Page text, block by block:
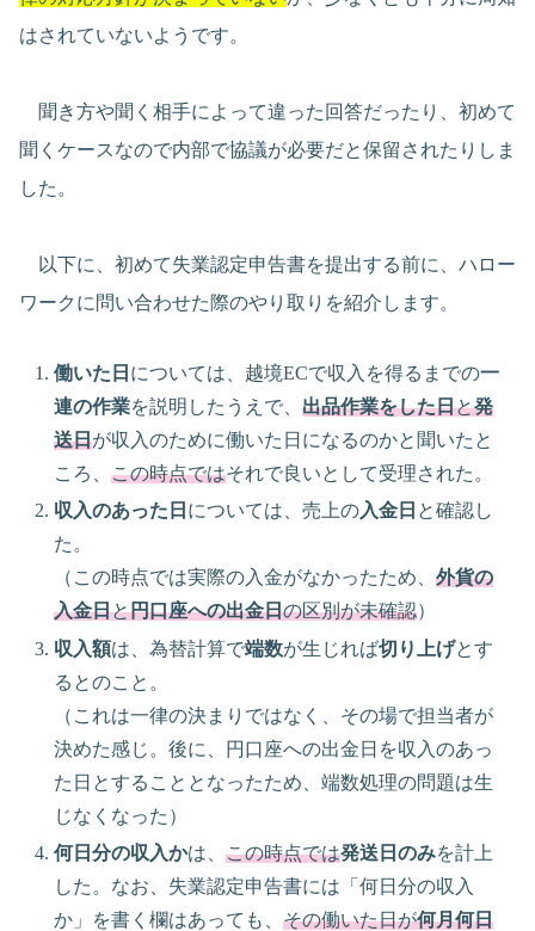
はされていないようです。
聞き方や聞く相手によって違った回答だったり、初めて
聞くケースなので内部で協議が必要だと保留されたりしま
した。
以下に、初めて失業認定申告書を提出する前に、ハロー
ワークに問い合わせた際のやり取りを紹介します。
働いた日 については、越境ECで収入を得るまでの一
連の作業を説明したうえで、出品作業をした日と発
送日が収入のために働いた日になるのかと聞いたと
ころ、この時点ではそれで良いとして受理された。
収入のあった日 については、売上の入金日 と確認し
た。
（この時点では実際の入金がなかったため、外貨の
入金日と円口座への出金日の区別が未確認）
収入額は、為替計算で端数が生じれば切り上げとす
るとのこと。
（これは一律の決まりではなく、その場で担当者が
決めた感じ。後に、円口座への出金日を収入のあっ
た日とすることとなったため、端数処理の問題は生
じなくなった）
何日分の収入かは、この時点では発送日のみを計上
した。なお、失業認定申告書には「何日分の収入
か」を書く欄はあっても、その働いた日が何月何日